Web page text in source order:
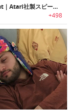
Speakerhat｜Atari社製スピーカー内蔵ベースボールキャップ「スピーカーハット」
+498